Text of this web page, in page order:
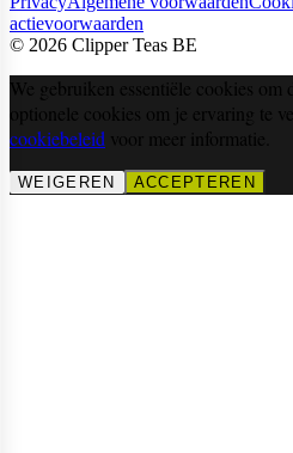
actievoorwaarden
© 2026 Clipper Teas BE
We gebruiken essentiële cookies om
optionele cookies om je ervaring te
cookiebeleid voor meer informatie.
WEIGEREN ACCEPTEREN